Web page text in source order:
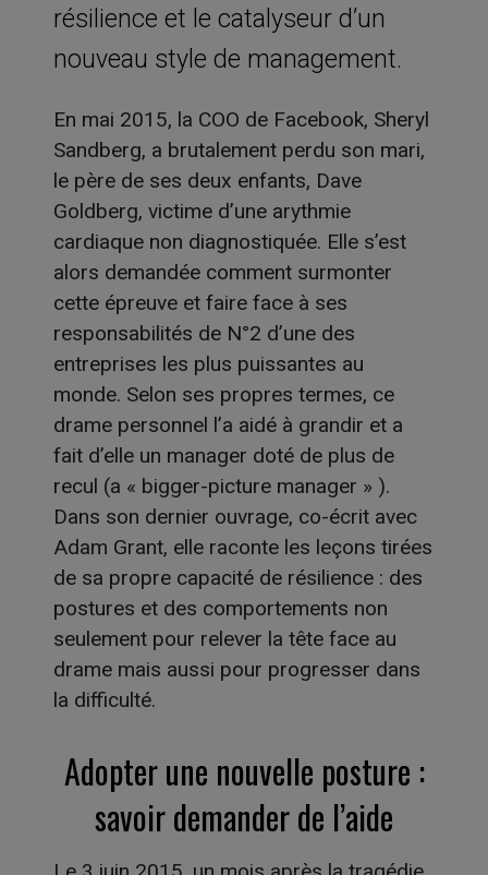
résilience et le catalyseur d’un
nouveau style de management.
En mai 2015, la COO de Facebook, Sheryl
Sandberg, a brutalement perdu son mari,
le père de ses deux enfants, Dave
Goldberg, victime d’une arythmie
cardiaque non diagnostiquée. Elle s’est
alors demandée comment surmonter
cette épreuve et faire face à ses
responsabilités de N°2 d’une des
entreprises les plus puissantes au
monde. Selon ses propres termes, ce
drame personnel l’a aidé à grandir et a
fait d’elle un manager doté de plus de
recul (a « bigger-picture manager » ).
Dans son dernier ouvrage, co-écrit avec
Adam Grant, elle raconte les leçons tirées
de sa propre capacité de résilience : des
postures et des comportements non
seulement pour relever la tête face au
drame mais aussi pour progresser dans
la difficulté.
Adopter une nouvelle posture :
savoir demander de l’aide